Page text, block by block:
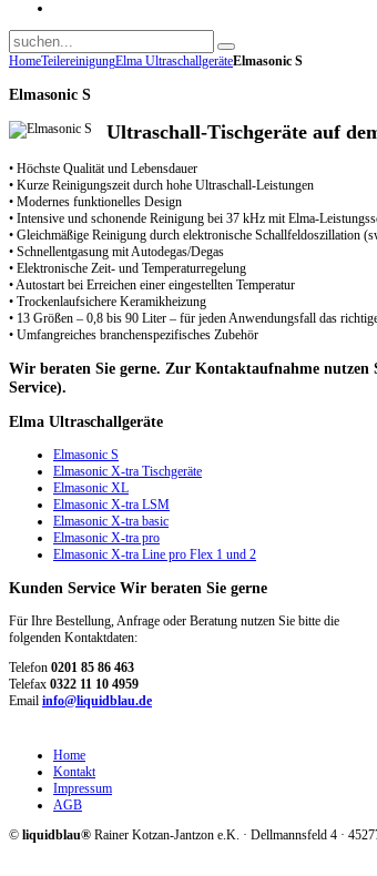
HomeTeilereinigungElma UltraschallgeräteElmasonic S
Elmasonic S
Ultraschall-Tischgeräte auf
• Höchste Qualität und Lebensdauer
• Kurze Reinigungszeit durch hohe Ultraschall-Leistungen
• Modernes funktionelles Design
• Intensive und schonende Reinigung bei 37 kHz mit Elma-
• Gleichmäßige Reinigung durch elektronische Schallfeldoszillation
• Schnellentgasung mit Autodegas/Degas
• Elektronische Zeit- und Temperaturregelung
• Autostart bei Erreichen einer eingestellten Temperatur
• Trockenlaufsichere Keramikheizung
• 13 Größen – 0,8 bis 90 Liter – für jeden Anwendungsfall das
• Umfangreiches branchenspezifisches Zubehör
Wir beraten Sie gerne. Zur Kontaktaufnahme
Service).
Elma Ultraschallgeräte
Elmasonic S
Elmasonic X-tra Tischgeräte
Elmasonic XL
Elmasonic X-tra LSM
Elmasonic X-tra basic
Elmasonic X-tra pro
Elmasonic X-tra Line pro Flex 1 und 2
Kunden Service Wir beraten Sie gerne
Für Ihre Bestellung, Anfrage oder Beratung nutzen Sie bitte die
folgenden Kontaktdaten:
Telefon 0201 85 86 463
Telefax 0322 11 10 4959
Email info@liquidblau.de
Home
Kontakt
Impressum
AGB
© liquidblau® Rainer Kotzan-Jantzon e.K. · Dellmannsfeld 4 ·